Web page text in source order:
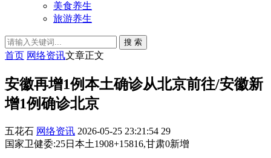
美食养生
旅游养生
搜 索
首页 网络资讯文章正文
安徽再增1例本土确诊从北京前往/安徽新
增1例确诊北京
五花石 网络资讯 2026-05-25 23:21:54 29
国家卫健委:25日本土1908+15816,甘肃0新增